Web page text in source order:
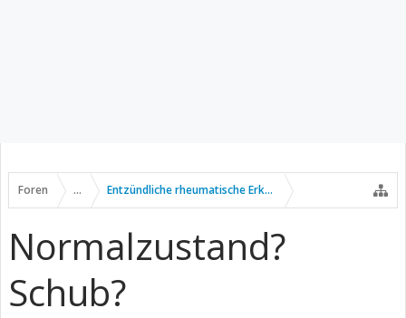
Foren ... Entzündliche rheumatische Erkrankungen
Normalzustand?
Schub?